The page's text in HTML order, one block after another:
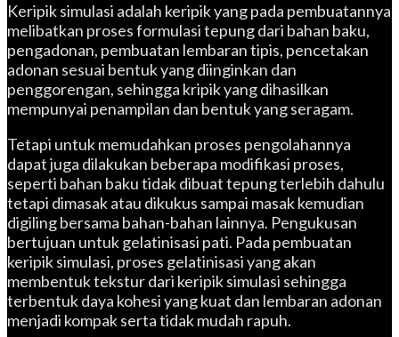
Keripik simulasi adalah keripik yang pada pembuatannya
melibatkan proses formulasi tepung dari bahan baku,
pengadonan, pembuatan lembaran tipis, pencetakan
adonan sesuai bentuk yang diinginkan dan
penggorengan, sehingga kripik yang dihasilkan
mempunyai penampilan dan bentuk yang seragam.
Tetapi untuk memudahkan proses pengolahannya
dapat juga dilakukan beberapa modifikasi proses,
seperti bahan baku tidak dibuat tepung terlebih dahulu
tetapi dimasak atau dikukus sampai masak kemudian
digiling bersama bahan-bahan lainnya. Pengukusan
bertujuan untuk gelatinisasi pati. Pada pembuatan
keripik simulasi, proses gelatinisasi yang akan
membentuk tekstur dari keripik simulasi sehingga
terbentuk daya kohesi yang kuat dan lembaran adonan
menjadi kompak serta tidak mudah rapuh.